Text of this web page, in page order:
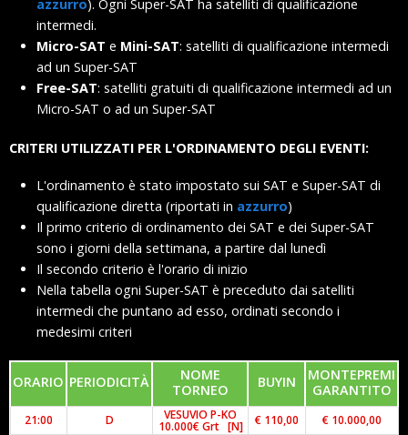
azzurro). Ogni Super-SAT ha satelliti di qualificazione
intermedi.
Micro-SAT e Mini-SAT: satelliti di qualificazione intermedi
ad un Super-SAT
Free-SAT: satelliti gratuiti di qualificazione intermedi ad un
Micro-SAT o ad un Super-SAT
CRITERI UTILIZZATI PER L'ORDINAMENTO DEGLI EVENTI:
L'ordinamento è stato impostato sui SAT e Super-SAT di
qualificazione diretta (riportati in azzurro)
Il primo criterio di ordinamento dei SAT e dei Super-SAT
sono i giorni della settimana, a partire dal lunedì
Il secondo criterio è l'orario di inizio
Nella tabella ogni Super-SAT è preceduto dai satelliti
intermedi che puntano ad esso, ordinati secondo i
medesimi criteri
ORARIO PERIODICITÀ
NOME
TORNEO
BUYIN
MONTEPREMI
GARANTITO
21:00 D VESUVIO P-KO
10.000€ Grt [N] € 110,00 € 10.000,00